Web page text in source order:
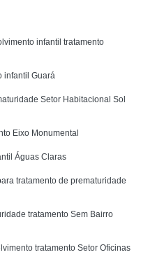
infantil tratamento
infantil Guará
Setor Habitacional Sol
Eixo Monumental
Águas Claras
tratamento de prematuridade
tratamento Sem Bairro
tratamento Setor Oficinas